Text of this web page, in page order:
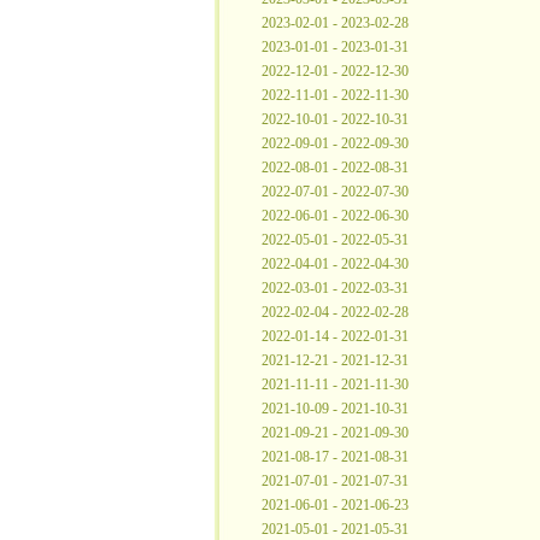
2023-02-01 - 2023-02-28
2023-01-01 - 2023-01-31
2022-12-01 - 2022-12-30
2022-11-01 - 2022-11-30
2022-10-01 - 2022-10-31
2022-09-01 - 2022-09-30
2022-08-01 - 2022-08-31
2022-07-01 - 2022-07-30
2022-06-01 - 2022-06-30
2022-05-01 - 2022-05-31
2022-04-01 - 2022-04-30
2022-03-01 - 2022-03-31
2022-02-04 - 2022-02-28
2022-01-14 - 2022-01-31
2021-12-21 - 2021-12-31
2021-11-11 - 2021-11-30
2021-10-09 - 2021-10-31
2021-09-21 - 2021-09-30
2021-08-17 - 2021-08-31
2021-07-01 - 2021-07-31
2021-06-01 - 2021-06-23
2021-05-01 - 2021-05-31